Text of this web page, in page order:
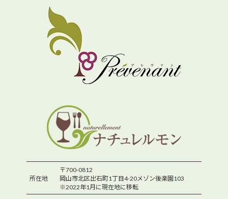
所在地
〒700-0812
岡山市北区出石町1丁目4-20メゾン後楽園103
※2022年1月に現在地に移転